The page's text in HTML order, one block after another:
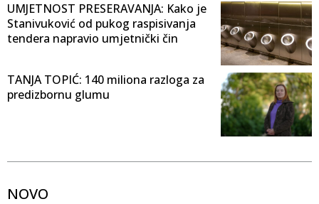
UMJETNOST PRESERAVANJA: Kako je
Stanivuković od pukog raspisivanja
tendera napravio umjetnički čin
TANJA TOPIĆ: 140 miliona razloga za
predizbornu glumu
NOVO